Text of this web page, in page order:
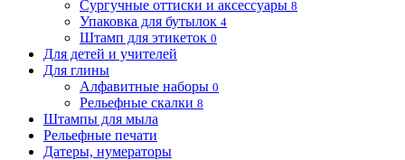
Сургучные оттиски и аксессуары 8
Упаковка для бутылок 4
Штамп для этикеток 0
Для детей и учителей
Для глины
Алфавитные наборы 0
Рельефные скалки 8
Штампы для мыла
Рельефные печати
Датеры, нумераторы